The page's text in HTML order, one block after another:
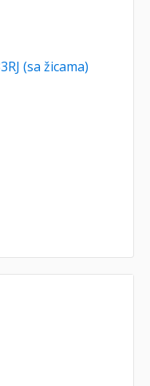
(sa žicama)